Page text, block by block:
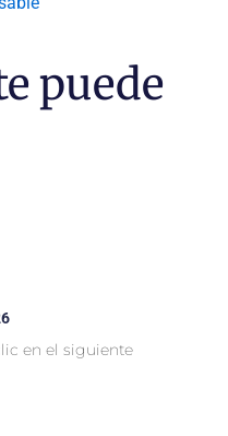
puede
en el siguiente